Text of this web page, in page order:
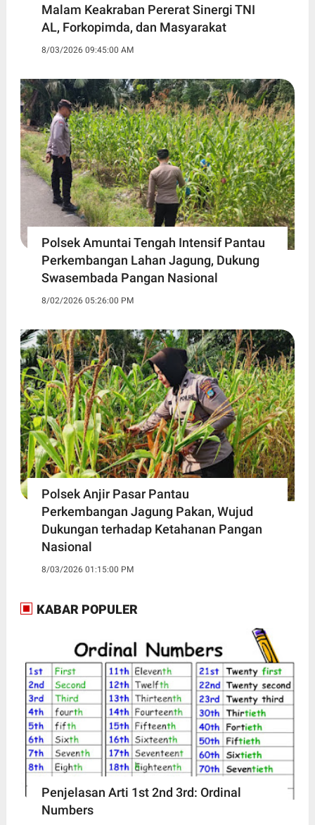
Malam Keakraban Pererat Sinergi TNI
AL, Forkopimda, dan Masyarakat
8/03/2026 09:45:00 AM
Polsek Amuntai Tengah Intensif Pantau
Perkembangan Lahan Jagung, Dukung
Swasembada Pangan Nasional
8/02/2026 05:26:00 PM
Polsek Anjir Pasar Pantau
Perkembangan Jagung Pakan, Wujud
Dukungan terhadap Ketahanan Pangan
Nasional
8/03/2026 01:15:00 PM
KABAR POPULER
Penjelasan Arti 1st 2nd 3rd: Ordinal
Numbers